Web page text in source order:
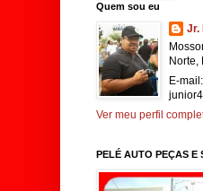
Quem sou eu
Jr.
Norte,
E-mail:
Ver meu perfil
PELÉ AUTO PEÇAS E